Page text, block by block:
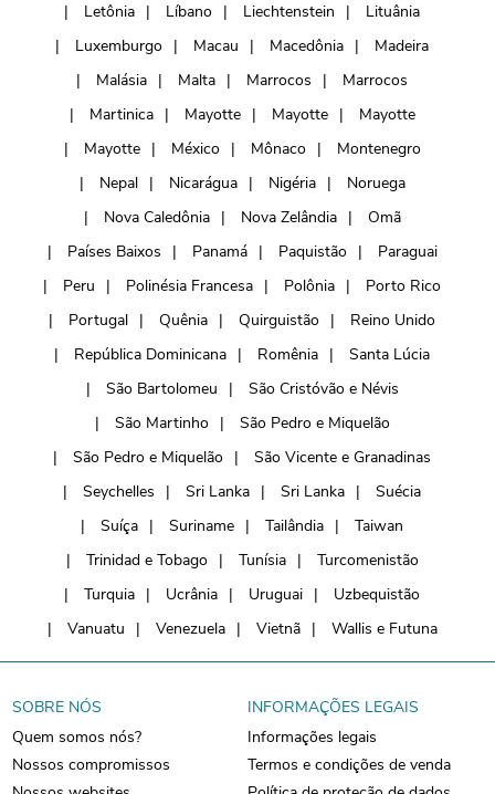
Letônia
Líbano Liechtenstein
Lituânia
Luxemburgo
Macau Macedônia
Madeira
Malásia
Malta Marrocos
Marrocos
Martinica
Mayotte Mayotte
Mayotte
Mayotte
México Mônaco
Montenegro
Nepal
Nicarágua Nigéria
Noruega
Nova Caledônia
Nova Zelândia
Omã
Países Baixos
Panamá Paquistão
Paraguai
Peru
Polinésia Francesa Polônia
Porto Rico
Portugal
Quênia Quirguistão
Reino Unido
República Dominicana
Romênia
Santa Lúcia
São Bartolomeu
São Cristóvão e Névis
São Martinho
São Pedro e Miquelão
São Pedro e Miquelão
São Vicente e Granadinas
Seychelles
Sri Lanka Sri Lanka
Suécia
Suíça
Suriname Tailândia
Taiwan
Trinidad e Tobago
Tunísia
Turcomenistão
Turquia
Ucrânia Uruguai
Uzbequistão
Vanuatu
Venezuela Vietnã Wallis e Futuna
SOBRE NÓS
Quem somos nós?
Nossos compromissos
INFORMAÇÕES LEGAIS
Informações legais
Termos e condições de venda